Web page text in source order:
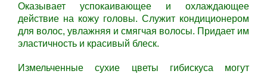
Оказывает успокаивающее и охлаждающее
действие на кожу головы. Служит кондиционером
для волос, увлажняя и смягчая волосы. Придает им
эластичность и красивый блеск.
Измельченные сухие цветы гибискуса могут